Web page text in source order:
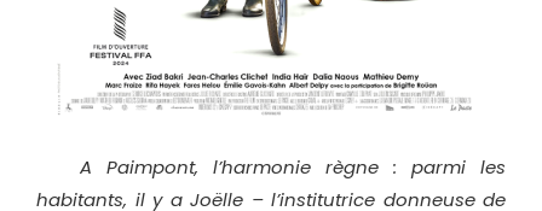
A Paimpont, l’harmonie règne : parmi les
habitants, il y a Joëlle – l’institutrice donneuse de